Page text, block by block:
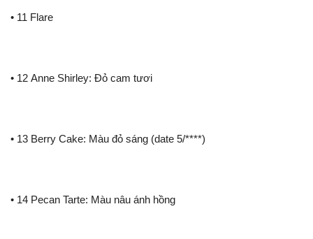
• 11 Flare
• 12 Anne Shirley: Đỏ cam tươi
• 13 Berry Cake: Màu đỏ sáng (date 5/****)
• 14 Pecan Tarte: Màu nâu ánh hồng